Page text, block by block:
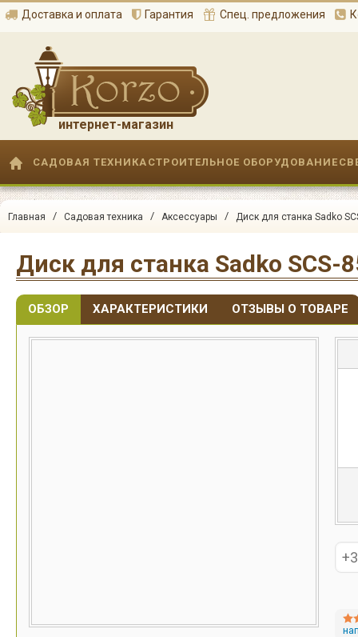
Доставка и оплата Гарантия Спец. предложения
интернет-магазин
САДОВАЯ ТЕХНИКА СТРОИТЕЛЬНОЕ ОБОРУДОВАНИЕ
Главная / Садовая техника / Аксессуары / Диск для станка Sadko
Диск для станка Sadko SCS-
ОБЗОР ХАРАКТЕРИСТИКИ ОТЗЫВЫ О ТОВАРЕ